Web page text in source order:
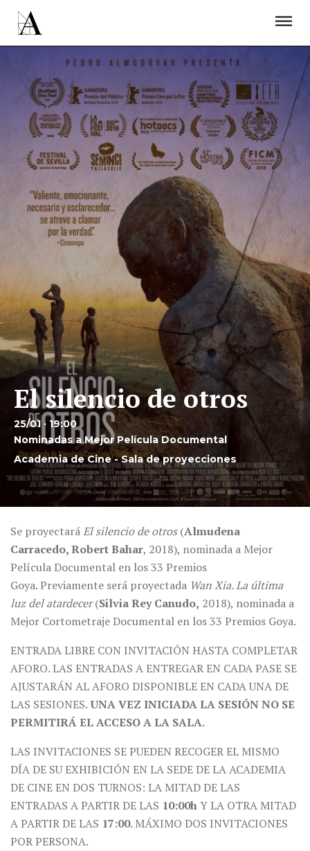
El silencio de otros
25/01 · 19:00
Nominadas a Mejor Película Documental
Academia de Cine - Sala de proyecciones
Se proyectaráEl silencio de otros(Almudena
Carracedo, Robert Bahar, 2018), nominada a Mejor
Película Documental en los 33 Premios
Goya. Previamente será proyectada Wan Xia. La última
luz del atardecer(Silvia Rey Canudo, 2018), nominada a
Mejor Cortometraje Documental en los 33 Premios Goya.
ENTRADA LIBRE CON INVITACIÓN HASTA COMPLETAR
AFORO. LAS ENTRADAS A ENTREGAR EN CADA PASE SE
AJUSTARÁN AL AFORO DISPONIBLE EN CADA UNA DE
LAS SESIONES.UNA VEZ INICIADA LA SESIÓN NO SE
PERMITIRÁ EL ACCESO A LA SALA.
LAS INVITACIONES SE PUEDEN RECOGER EL MISMO
DÍA DE SU EXHIBICIÓN EN LA SEDE DE LA ACADEMIA
DE CINE EN DOS TURNOS: LA MITAD DE LAS
ENTRADAS A PARTIR DE LAS 10:00hY LA OTRA MITAD
A PARTIR DE LAS 17:00. MÁXIMO DOS INVITACIONES
POR PERSONA.
ACTUALIDAD
PROYECTOS
RESIDENCIAS
ÚNETE A LA ACADEMIA DE CINE
PRENSA
NEWSLETTER